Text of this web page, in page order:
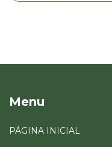
Menu
PÁGINA INICIAL